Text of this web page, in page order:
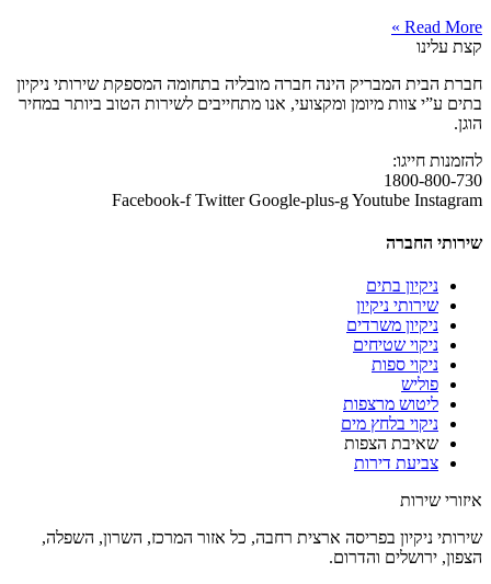
Read More »
קצת עלינו
חברת הבית המבריק הינה חברה מובליה בתחומה המספקת שירותי ניקיון
בתים ע”י צוות מיומן ומקצועי, אנו מתחייבים לשירות הטוב ביותר במחיר
הוגן.
להזמנות חייגו:
1800-800-730
Facebook-f Twitter Google-plus-gYoutube Instagram
שירותי החברה
ניקיון בתים
שירותי ניקיון
ניקיון משרדים
ניקוי שטיחים
ניקוי ספות
פוליש
ליטוש מרצפות
ניקוי בלחץ מים
שאיבת הצפות
צביעת דירות
איזורי שירות
שירותי ניקיון בפריסה ארצית רחבה, כל אזור המרכז, השרון, השפלה,
הצפון, ירושלים והדרום.